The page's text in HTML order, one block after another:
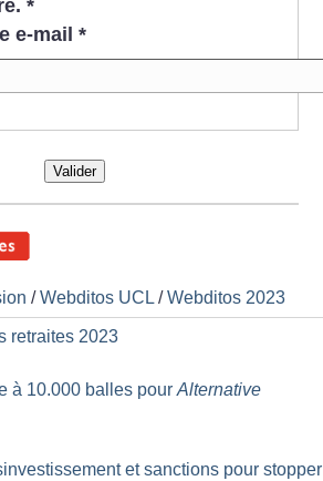
*
e-mail *
Valider
/Webditos UCL /Webditos 2023
retraites 2023
à 10.000 balles pourAlternative
et sanctions pour stopper